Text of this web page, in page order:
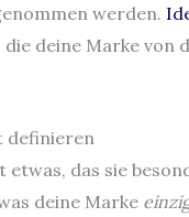
werden.
die deine Marke von
definieren
etwas, das sie
deine Marke